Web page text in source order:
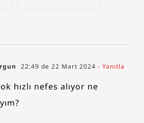
22:49 de 22 Mart 2024 - Yanıtla
hızlı nefes alıyor ne